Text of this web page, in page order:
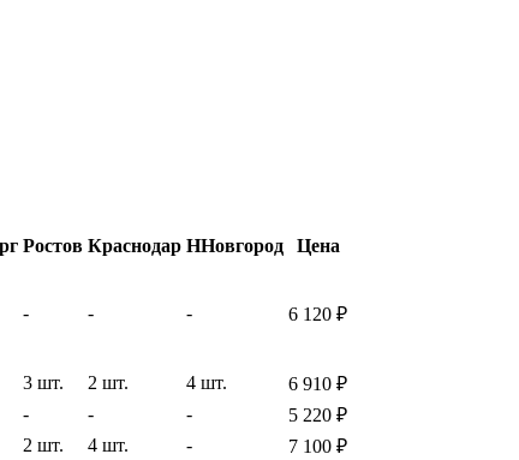
Ростов Краснодар ННовгород Цена
- - - 6 120 ₽
3 шт. 2 шт. 4 шт. 6 910 ₽
- - - 5 220 ₽
2 шт. 4 шт. - 7 100 ₽